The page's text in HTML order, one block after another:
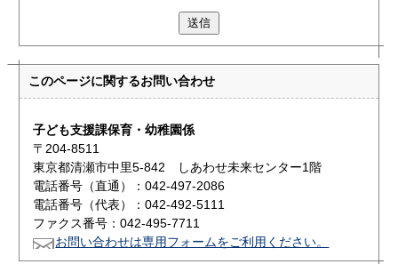
送信
このページに関するお問い合わせ
子ども支援課保育・幼稚園係
〒204-8511
東京都清瀬市中里5-842 しあわせ未来センター1階
電話番号（直通）：042-497-2086
電話番号（代表）：042-492-5111
ファクス番号：042-495-7711
お問い合わせは専用フォームをご利用ください。